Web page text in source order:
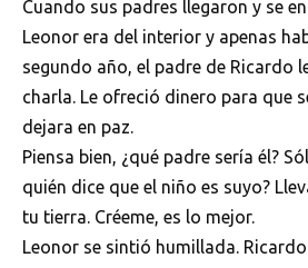
Cuando sus padres llegaron y se
Leonor era del interior y apenas
segundo año, el padre de Ricardo
charla. Le ofreció dinero para que
dejara en paz.
Piensa bien, ¿qué padre sería él?
quién dice que el niño es suyo?
tu tierra. Créeme, es lo mejor.
Leonor se sintió humillada.